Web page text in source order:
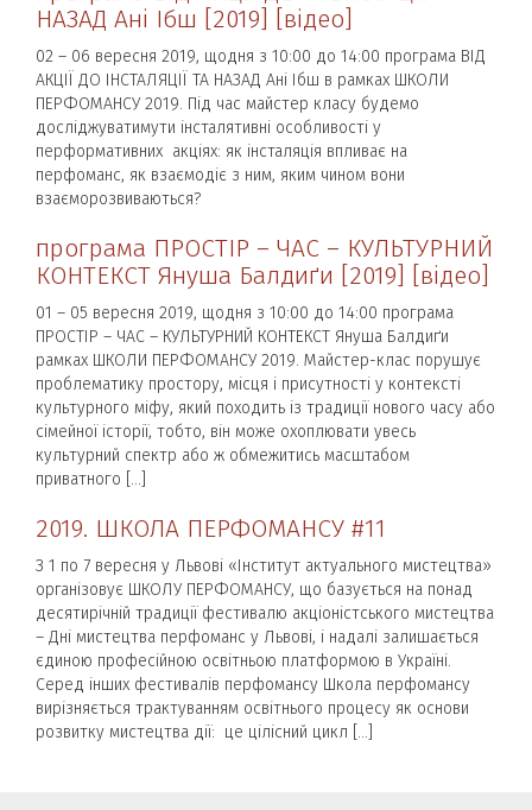
НАЗАД Ані Ібш [2019] [відео]
02 – 06 вересня 2019, щодня з 10:00 до 14:00 програма ВІД
АКЦІЇ ДО ІНСТАЛЯЦІЇ ТА НАЗАД Ані Ібш в рамках ШКОЛИ
ПЕРФОМАНСУ 2019. Під час майстер класу будемо
досліджуватимути інсталятивні особливості у
перформативних акціях: як інсталяція впливає на
перфоманс, як взаємодіє з ним, яким чином вони
взаєморозвиваються?
програма ПРОСТІР – ЧАС – КУЛЬТУРНИЙ
КОНТЕКСТ Януша Балдиґи [2019] [відео]
01 – 05 вересня 2019, щодня з 10:00 до 14:00 програма
ПРОСТІР – ЧАС – КУЛЬТУРНИЙ КОНТЕКСТ Януша Балдиґи
рамках ШКОЛИ ПЕРФОМАНСУ 2019. Майстер-клас порушує
проблематику простору, місця і присутності у контексті
культурного міфу, який походить із традиції нового часу або
сімейної історії, тобто, він може охоплювати увесь
культурний спектр або ж обмежитись масштабом
приватного […]
2019. ШКОЛА ПЕРФОМАНСУ #11
З 1 по 7 вересня у Львові «Інститут актуального мистецтва»
організовує ШКОЛУ ПЕРФОМАНСУ, що базується на понад
десятирічній традиції фестивалю акціоністського мистецтва
– Дні мистецтва перфоманс у Львові, і надалі залишається
єдиною професійною освітньою платформою в Україні.
Серед інших фестивалів перфомансу Школа перфомансу
вирізняється трактуванням освітнього процесу як основи
розвитку мистецтва дії: це цілісний цикл […]